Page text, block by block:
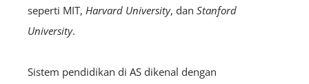
seperti MIT, Harvard University, dan Stanford
University.
Sistem pendidikan di AS dikenal dengan